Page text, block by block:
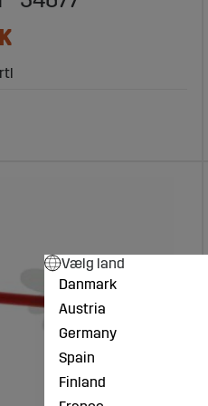
Vælg land
Danmark
Austria
Germany
Spain
Finland